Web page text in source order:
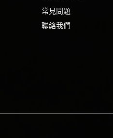
常見問題
聯絡我們